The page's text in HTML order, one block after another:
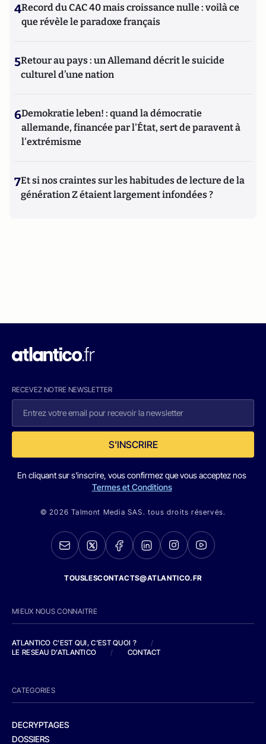
4Record du CAC 40 mais croissance nulle : voilà ce
que révèle le paradoxe français
5Retour au pays : un Allemand décrit le suicide
culturel d’une nation
6Demokratie leben! : quand la démocratie
allemande, financée par l'État, sert de paravent à
l'extrémisme
7Et si nos craintes sur les habitudes de lecture de la
génération Z étaient largement infondées ?
RECEVEZ NOTRE NEWSLETTER
S'INSCRIRE
En cliquant sur s'inscrire, vous confirmez que vous acceptez nos
Termes et Conditions
© 2026 Talmont Media SAS. tous droits réservés.
TOUSLESCONTACTS@ATLANTICO.FR
MIEUX NOUS CONNAITRE
ATLANTICO C'EST QUI, C'EST QUOI ?
/
LE RESEAU D'ATLANTICO
/ CONTACT
CATEGORIES
DECRYPTAGES
DOSSIERS